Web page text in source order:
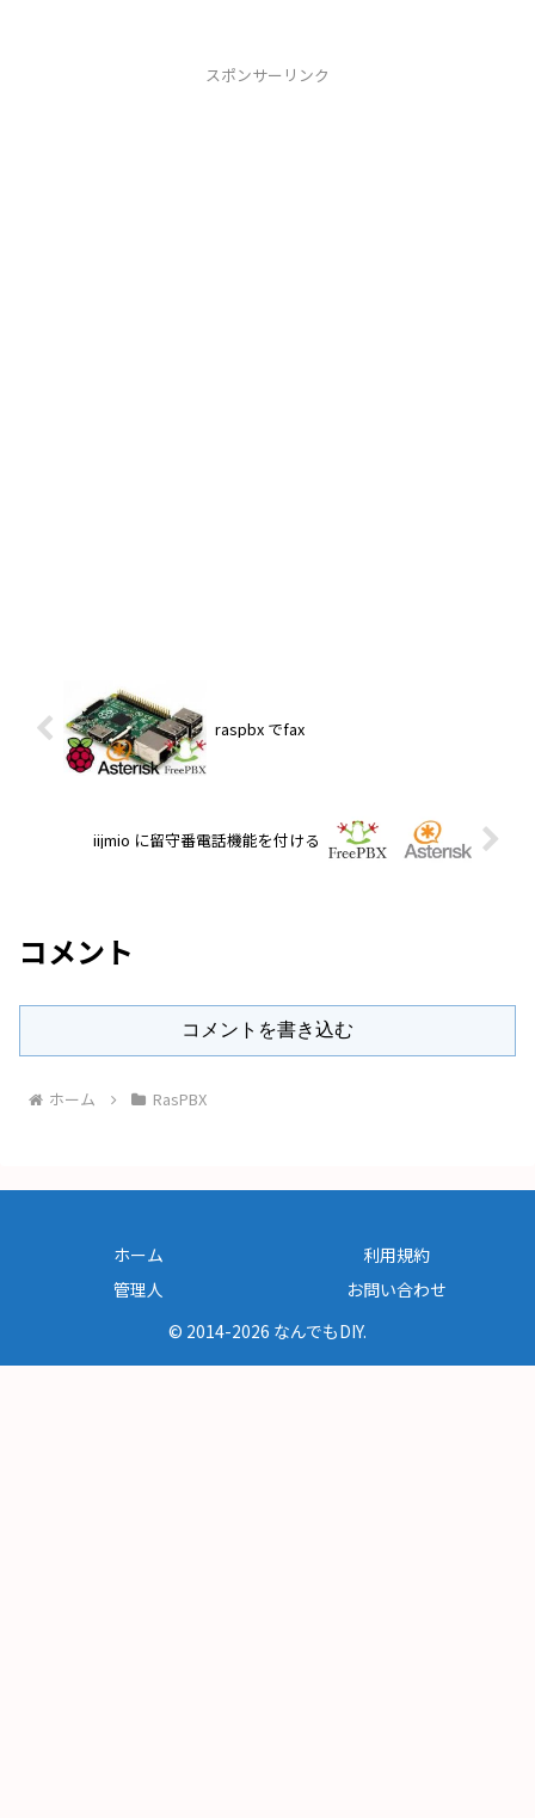
スポンサーリンク
raspbx でfax
iijmio に留守番電話機能を付ける
コメント
コメントを書き込む
ホーム RasPBX
ホーム
利用規約
管理人
お問い合わせ
© 2014-2026 なんでもDIY.